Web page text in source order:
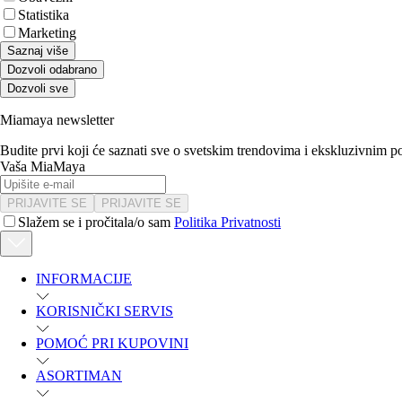
Statistika
Marketing
Saznaj više
Dozvoli odabrano
Dozvoli sve
Miamaya newsletter
Budite prvi koji će saznati sve o svetskim trendovima i ekskluzivnim
Vaša MiaMaya
PRIJAVITE SE PRIJAVITE SE
Slažem se i pročitala/o sam Politika Privatnosti
INFORMACIJE
KORISNIČKI SERVIS
POMOĆ PRI KUPOVINI
ASORTIMAN